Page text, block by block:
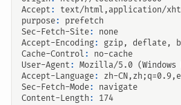
Accept:
text/html,application/
purpose:
prefetch
Sec-Fetch-Site:
none
Accept-Encoding:
gzip, deflate,
Cache-Control :
no-cache
User-Agent: Mozilla/5.0 (Windows
Accept-Language:
zh-
Sec-Fetch-Mode:
navigate
Content-Length: 174